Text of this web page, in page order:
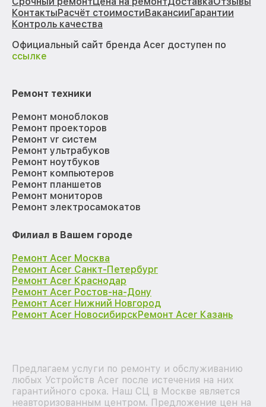
КонтактыРасчёт стоимостиВакансииГарантии
Контроль качества
Официальный сайт бренда Acer доступен по
ссылке
Ремонт техники
Ремонт моноблоков
Ремонт проекторов
Ремонт vr систем
Ремонт ультрабуков
Ремонт ноутбуков
Ремонт компьютеров
Ремонт планшетов
Ремонт мониторов
Ремонт электросамокатов
Филиал в Вашем городе
Ремонт Acer Москва
Ремонт Acer Санкт-Петербург
Ремонт Acer Краснодар
Ремонт Acer Ростов-на-Дону
Ремонт Acer Нижний Новгород
Ремонт Acer НовосибирскРемонт Acer Казань
Предлагаем услуги по ремонту и обслуживанию
любых Устройств Acer после истечения на них
гарантийного срока. Наш СЦ в Москве является
неавторизованным центром. Предложение цен на